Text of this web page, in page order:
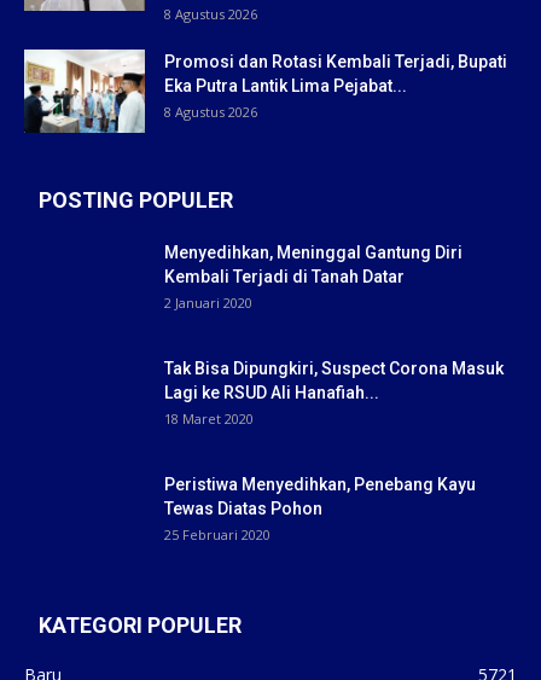
8 Agustus 2026
Promosi dan Rotasi Kembali Terjadi, Bupati
Eka Putra Lantik Lima Pejabat...
8 Agustus 2026
POSTING POPULER
Menyedihkan, Meninggal Gantung Diri
Kembali Terjadi di Tanah Datar
2 Januari 2020
Tak Bisa Dipungkiri, Suspect Corona Masuk
Lagi ke RSUD Ali Hanafiah...
18 Maret 2020
Peristiwa Menyedihkan, Penebang Kayu
Tewas Diatas Pohon
25 Februari 2020
KATEGORI POPULER
Baru
5721